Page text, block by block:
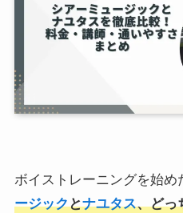
ボイストレーニングを始め
ージックとナユタス、どっ